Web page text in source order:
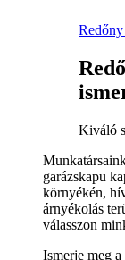
Redőny
Kiváló
garázskapu
környékén,
árnyékolás
válasszon
Ismerje meg